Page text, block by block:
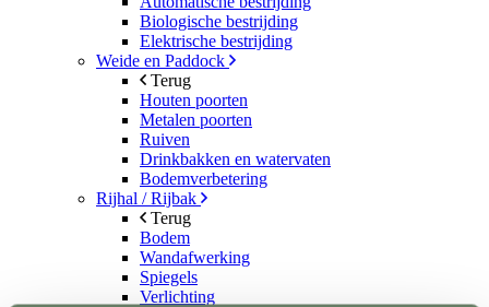
Biologische bestrijding
Elektrische bestrijding
Weide en Paddock
Terug
Houten poorten
Metalen poorten
Ruiven
Drinkbakken en watervaten
Bodemverbetering
Rijhal / Rijbak
Terug
Bodem
Wandafwerking
Spiegels
Verlichting